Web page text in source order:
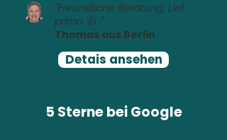
"Freundliche Beratung. Lief
prima 👍 ."
Thomas aus Berlin
Detais ansehen
5 Sterne bei Google